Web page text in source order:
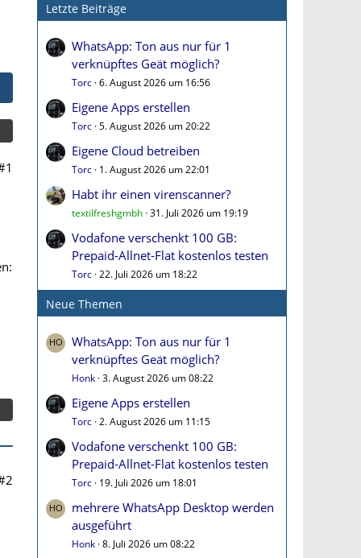
Letzte Beiträge
WhatsApp: Ton aus nur für 1
verknüpftes Geät möglich?
Torc 6. August 2026 um 16:56
Eigene Apps erstellen
Torc 5. August 2026 um 20:22
Eigene Cloud betreiben
Torc 1. August 2026 um 22:01
Habt ihr einen virenscanner?
textilfreshgmbh 31. Juli 2026 um 19:19
Vodafone verschenkt 100 GB:
Prepaid-Allnet-Flat kostenlos testen
Torc 22. Juli 2026 um 18:22
Neue Themen
WhatsApp: Ton aus nur für 1
verknüpftes Geät möglich?
Honk 3. August 2026 um 08:22
Eigene Apps erstellen
Torc 2. August 2026 um 11:15
Vodafone verschenkt 100 GB:
Prepaid-Allnet-Flat kostenlos testen
Torc 19. Juli 2026 um 18:01
mehrere WhatsApp Desktop werden
ausgeführt
Honk 8. Juli 2026 um 08:22